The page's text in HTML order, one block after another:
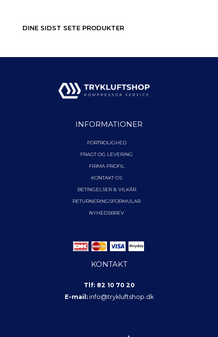
DINE SIDST SETE PRODUKTER
INFORMATIONER
FORTROLIGHED
FRAGT OG LEVERING
FIRMA PROFIL
KONTAKT OS
BETINGELSER & VILKÅR
RETURNERINGSFORMULAR
NYHEDSBREV
KONTAKT
Tlf: 82 10 70 20
E-mail: info@trykluftshop.dk